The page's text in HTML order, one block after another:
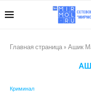
Главная страница » Ашик
Криминал